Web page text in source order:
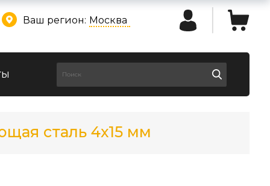
Ваш регион: Москва
сталь 4х15 мм